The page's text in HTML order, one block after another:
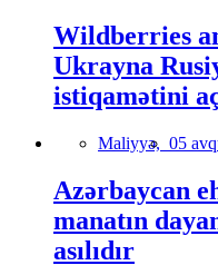
Wildberries
Ukrayna
istiqamətini
Maliyyə, 05
Azərbaycan
manatın
asılıdır